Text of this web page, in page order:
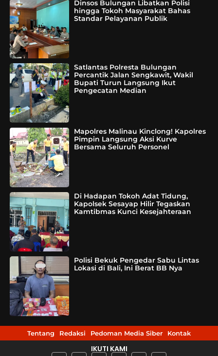
Dinsos Bulungan Libatkan Polisi
hingga Tokoh Masyarakat Bahas
Standar Pelayanan Publik
Satlantas Polresta Bulungan
Percantik Jalan Sengkawit, Wakil
Bupati Turun Langsung Ikut
Pengecatan Median
Mapolres Malinau Kinclong! Kapolres
Pimpin Langsung Aksi Kurve
Bersama Seluruh Personel
Di Hadapan Tokoh Adat Tidung,
Kapolsek Sesayap Hilir Tegaskan
Kamtibmas Kunci Kesejahteraan
Polisi Bekuk Pengedar Sabu Lintas
Lokasi di Bali, Ini Berat BB Nya
Tentang Redaksi Pedoman Media Siber Kontak
IKUTI KAMI